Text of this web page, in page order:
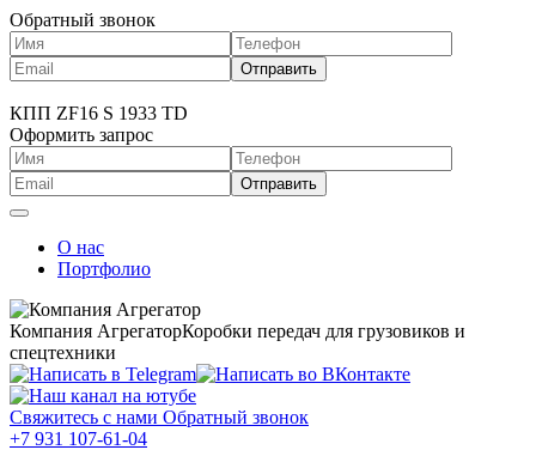
Обратный звонок
КПП ZF16 S 1933 TD
Оформить запрос
О нас
Портфолио
Компания АгрегаторКоробки передач для грузовиков и
спецтехники
Свяжитесь с нами Обратный звонок
+7 931 107-61-04